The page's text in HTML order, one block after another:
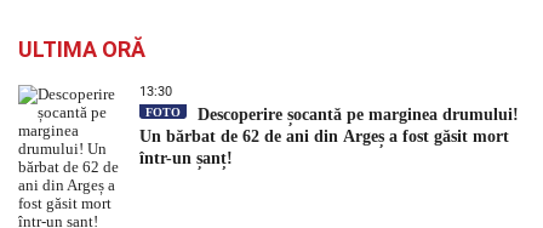
ULTIMA ORĂ
13:30
FOTO
Descoperire șocantă pe marginea drumului!
Un bărbat de 62 de ani din Argeș a fost găsit mort
într-un șanț!